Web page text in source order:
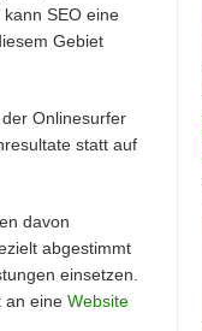
SEO eine
Gebiet
Onlinesurfer
statt auf
davon
abgestimmt
einsetzen.
an eine Website